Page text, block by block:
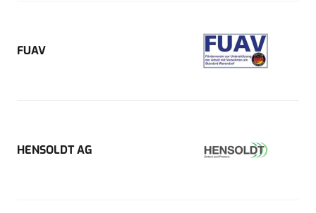
FUAV
HENSOLDT AG